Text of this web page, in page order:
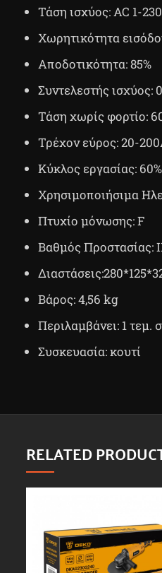
Τάση ισχύος: AC 1-
Χωρητικότητα
Αποδοτικότητα: 85%
Συντελεστής ισχύος:
Τάση χωρίς φορτίο:
Τρέχον εύρος: 20-
Κύκλος εργασίας: 60%
Χρησιμοποιήσιμα
Πτυχίο μόνωσης: F
Βαθμός Προστασίας:
Βάρος: 4,56 kg
Περιλαμβάνει: 1 τεμ.
Συσκευασία: κουτί
RELATED